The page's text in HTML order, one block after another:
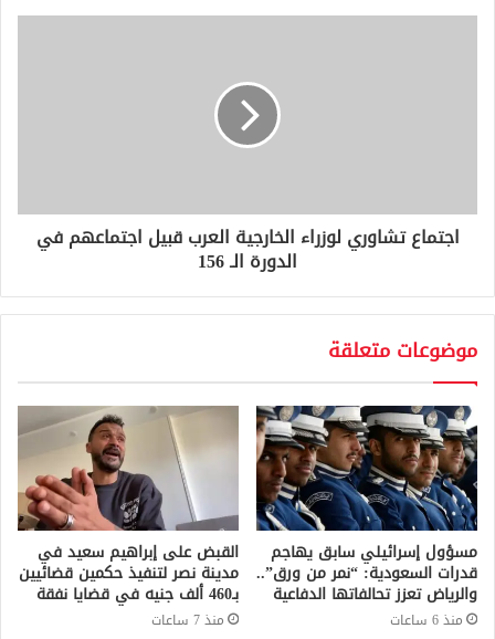
اجتماع تشاوري لوزراء الخارجية العرب قبيل اجتماعهم في
الدورة الـ 156
موضوعات متعلقة
مسؤول إسرائيلي سابق يهاجم
قدرات السعودية: “نمر من ورق”..
والرياض تعزز تحالفاتها الدفاعية
منذ 6 ساعات
القبض على إبراهيم سعيد في
مدينة نصر لتنفيذ حكمين قضائيين
بـ460 ألف جنيه في قضايا نفقة
منذ 7 ساعات